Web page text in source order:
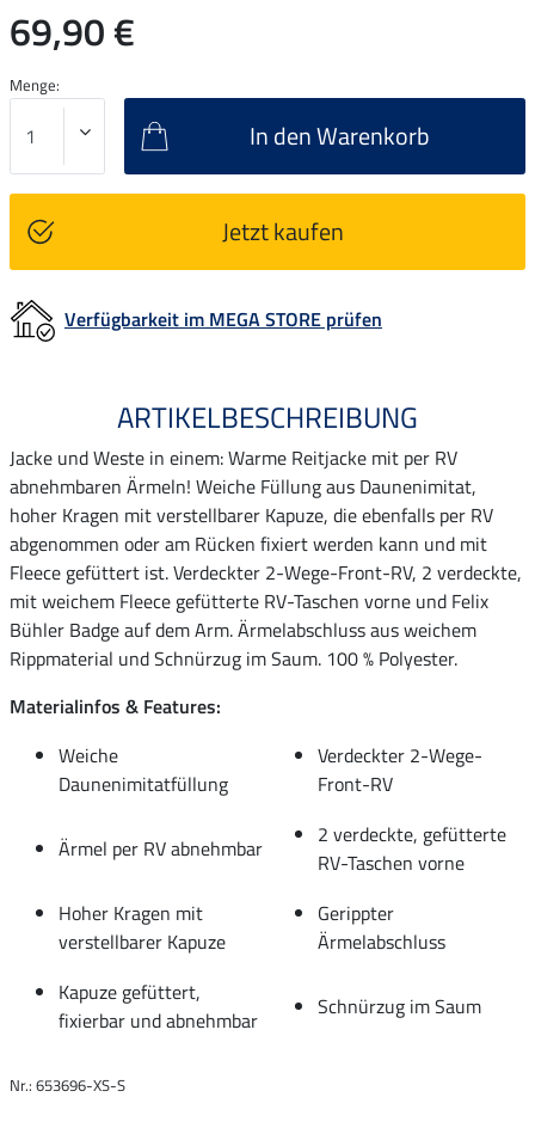
69,90 €
Menge:
In den Warenkorb
Jetzt kaufen
Verfügbarkeit im MEGA STORE prüfen
ARTIKELBESCHREIBUNG
Jacke und Weste in einem: Warme Reitjacke mit per RV
abnehmbaren Ärmeln! Weiche Füllung aus Daunenimitat,
hoher Kragen mit verstellbarer Kapuze, die ebenfalls per RV
abgenommen oder am Rücken fixiert werden kann und mit
Fleece gefüttert ist. Verdeckter 2-Wege-Front-RV, 2 verdeckte,
mit weichem Fleece gefütterte RV-Taschen vorne und Felix
Bühler Badge auf dem Arm. Ärmelabschluss aus weichem
Rippmaterial und Schnürzug im Saum. 100 % Polyester.
Materialinfos & Features:
Weiche
Daunenimitatfüllung
Verdeckter 2-Wege-
Front-RV
Ärmel per RV abnehmbar
2 verdeckte, gefütterte
RV-Taschen vorne
Hoher Kragen mit
verstellbarer Kapuze
Gerippter
Ärmelabschluss
Kapuze gefüttert,
fixierbar und abnehmbar
Schnürzug im Saum
Nr.: 653696-XS-S